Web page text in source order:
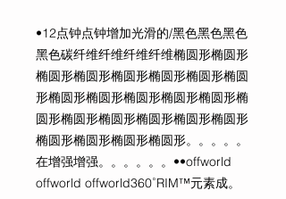
•12点钟点钟增加光滑的/黑色黑色黑色
黑色碳纤维纤维纤维纤维椭圆形椭圆形
椭圆形椭圆形椭圆形椭圆形椭圆形椭圆
形椭圆形椭圆形椭圆形椭圆形椭圆形椭
圆形椭圆形椭圆形椭圆形椭圆形椭圆形
椭圆形椭圆形椭圆形椭圆形。。。。。
在增强增强。。。。。。••offworld
offworld offworld360˚RIM™元素成。